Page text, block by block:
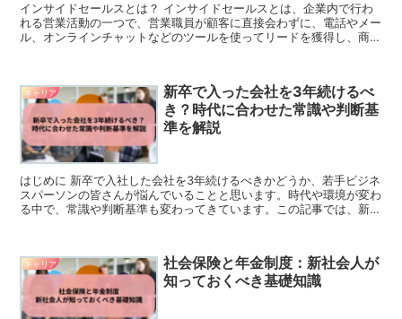
インサイドセールスとは？ インサイドセールスとは、企業内で行わ
れる営業活動の一つで、営業職員が顧客に直接会わずに、電話やメー
ル、オンラインチャットなどのツールを使ってリードを獲得し、商品
キャリア
新卒で入った会社を3年続けるべ
き？時代に合わせた常識や判断基
準を解説
はじめに 新卒で入社した会社を3年続けるべきかどうか、若手ビジネ
スパーソンの皆さんが悩んでいることと思います。時代や環境が変わ
る中で、常識や判断基準も変わってきています。この記事では、新卒
キャリア
社会保険と年金制度：新社会人が
知っておくべき基礎知識